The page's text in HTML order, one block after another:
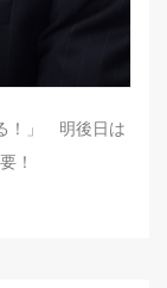
！」 明後日は
！